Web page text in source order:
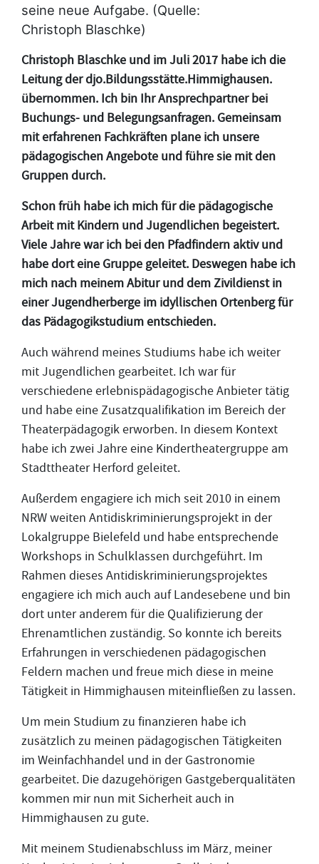
seine neue Aufgabe. (Quelle:
Christoph Blaschke)
Christoph Blaschke und im Juli 2017 habe ich die
Leitung der djo.Bildungsstätte.Himmighausen.
übernommen. Ich bin Ihr Ansprechpartner bei
Buchungs- und Belegungsanfragen. Gemeinsam
mit erfahrenen Fachkräften plane ich unsere
pädagogischen Angebote und führe sie mit den
Gruppen durch.
Schon früh habe ich mich für die pädagogische
Arbeit mit Kindern und Jugendlichen begeistert.
Viele Jahre war ich bei den Pfadfindern aktiv und
habe dort eine Gruppe geleitet. Deswegen habe ich
mich nach meinem Abitur und dem Zivildienst in
einer Jugendherberge im idyllischen Ortenberg für
das Pädagogikstudium entschieden.
Auch während meines Studiums habe ich weiter
mit Jugendlichen gearbeitet. Ich war für
verschiedene erlebnispädagogische Anbieter tätig
und habe eine Zusatzqualifikation im Bereich der
Theaterpädagogik erworben. In diesem Kontext
habe ich zwei Jahre eine Kindertheatergruppe am
Stadttheater Herford geleitet.
Außerdem engagiere ich mich seit 2010 in einem
NRW weiten Antidiskriminierungsprojekt in der
Lokalgruppe Bielefeld und habe entsprechende
Workshops in Schulklassen durchgeführt. Im
Rahmen dieses Antidiskriminierungsprojektes
engagiere ich mich auch auf Landesebene und bin
dort unter anderem für die Qualifizierung der
Ehrenamtlichen zuständig. So konnte ich bereits
Erfahrungen in verschiedenen pädagogischen
Feldern machen und freue mich diese in meine
Tätigkeit in Himmighausen miteinfließen zu lassen.
Um mein Studium zu finanzieren habe ich
zusätzlich zu meinen pädagogischen Tätigkeiten
im Weinfachhandel und in der Gastronomie
gearbeitet. Die dazugehörigen Gastgeberqualitäten
kommen mir nun mit Sicherheit auch in
Himmighausen zu gute.
Mit meinem Studienabschluss im März, meiner